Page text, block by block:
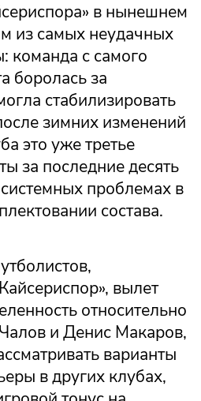
в нынешнем
из самых неудачных
команда с самого
боролась за
стабилизировать
зимних изменений
это уже третье
за последние десять
проблемах в
состава.
вылет
относительно
и Денис Макаров,
варианты
в других клубах,